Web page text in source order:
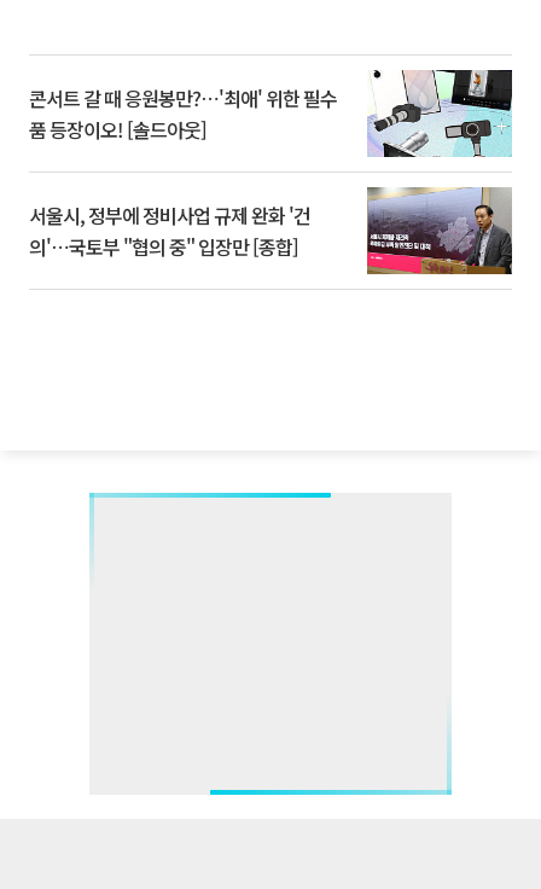
콘서트 갈 때 응원봉만?⋯'최애' 위한 필수
품 등장이오! [솔드아웃]
서울시, 정부에 정비사업 규제 완화 '건
의'⋯국토부 "협의 중" 입장만 [종합]